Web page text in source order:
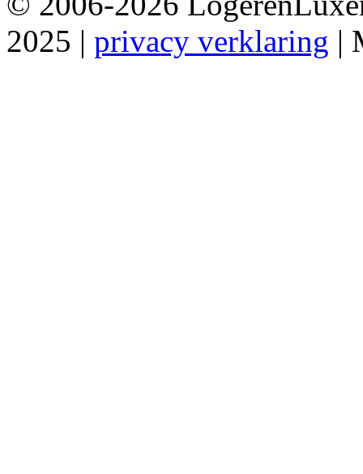
2025 | privacy verklaring |